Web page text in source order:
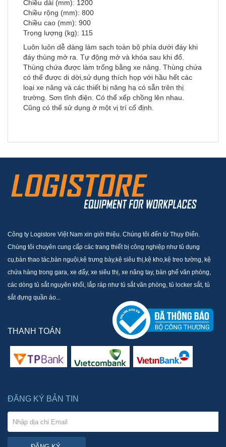
Chiều dài (mm): 1200
Chiều rộng (mm): 800
Chiều cao (mm): 900
Trọng lượng (kg): 115
Luôn luôn dễ dàng làm sạch toàn bộ phía dưới đáy khi
đáy thùng mở ra. Tự động mở và khóa sau khi đổ.
Thùng chứa được làm trống bằng xe nâng. Thùng chứa
có thể được di dời,sử dụng thích họp với hầu hết các
loại xe nâng và các thiết bị nâng hạ có sẵn trên thị
trường. Sơn tĩnh điện. Có thể xếp chồng lên nhau.
Cũng có thể sử dụng ở một vị trí cố định.
Công ty Logistore Việt Nam xin giới thiệu. Chúng tôi đến từ Thụy Điển.
Chúng tôi chuyên cung cấp các trang thiết bị công nghiệp như tủ dụng
cụ,bàn thao tác,bàn nguội,kệ trưng bày,kệ siêu thị,kệ kho,kệ treo tường, kệ
chứa hàng trong gara, xe đẩy, xe siêu thị, xe nâng tay, bàn ghế văn phòng,
các dòng tủ sắt nguyên khối, lắp ráp như tủ sắt văn phòng, tủ locker sắt, tủ
sắt đựng quần áo...
THANH TOÁN
ĐĂNG KÝ BẢN TIN